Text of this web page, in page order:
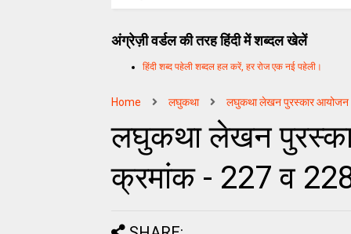
अंग्रेज़ी वर्डल की तरह हिंदी में शब्दल खेलें
हिंदी शब्द पहेली शब्दल हल करें, हर रोज एक नई पहेली।
Home लघुकथा लघुकथा लेखन पुरस्कार आयोजन
लघुकथा लेखन
क्रमांक - 227 व